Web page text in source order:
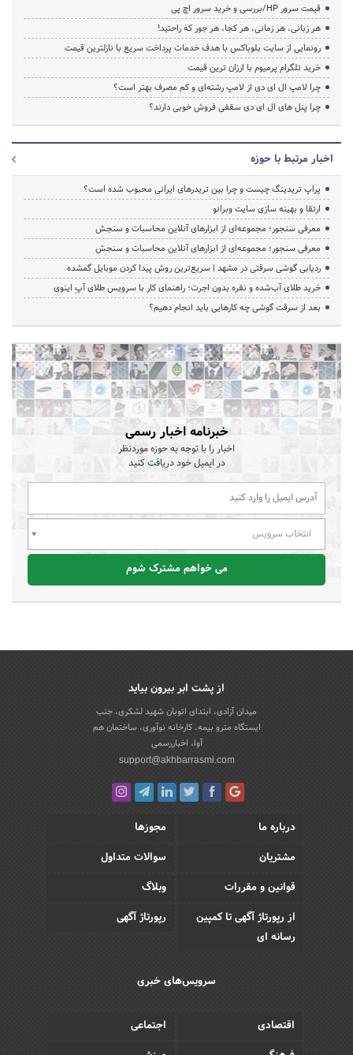
قیمت سرور HP/بررسی و خرید سرور اچ پی
هر زبانی، هر زمانی، هر کجا، هر جور که راحتید!
رونمایی از سایت بلوباکس با هدف خدمات پرداخت سریع با نازلترین قیمت
خرید تلگرام پرمیوم با ارزان ترین قیمت
چرا لامپ ال ای دی از لامپ رشته‌ای و کم مصرف بهتر است؟
چرا پنل های ال ای دی سقفی فروش خوبی دارند؟
اخبار مرتبط با حوزه
پراپ تریدینگ چیست و چرا بین تریدرهای ایرانی محبوب شده است؟
ارتقا و بهینه سازی سایت وبرانو
معرفی سنجور؛ مجموعه‌ای از ابزارهای آنلاین محاسبات و سنجش
معرفی سنجور؛ مجموعه‌ای از ابزارهای آنلاین محاسبات و سنجش
ردیابی گوشی سرقتی در مشهد | سریع‌ترین روش پیدا کردن موبایل گمشده
خرید طلای آب‌شده و نقره بدون اجرت؛ راهنمای کار با سرویس طلای آپِ اینوی
بعد از سرقت گوشی چه کارهایی باید انجام دهیم؟
خبرنامه اخبار رسمی
اخبار را با توجه به حوزه موردنظر
در ایمیل خود دریافت کنید
انتخاب سرویس
می خواهم مشترک شوم
از پشت ابر بیرون بیاید
میدان آزادی، ابتدای اتوبان شهید لشکری، جنب
ایستگاه مترو بیمه، کارخانه نوآوری، ساختمان هم
آوا، اخباررسمی
support@akhbarrasmi.com
درباره ما
مجوزها
مشتریان
سوالات متداول
قوانین و مقررات
وبلاگ
از رپورتاژ آگهی تا کمپین
رسانه ای
رپورتاژ آگهی
سرویس‌های خبری
اقتصادی
اجتماعی